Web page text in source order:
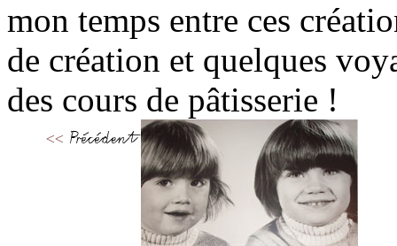
mon temps entre ces
de création et quelques
des cours de pâtisserie !